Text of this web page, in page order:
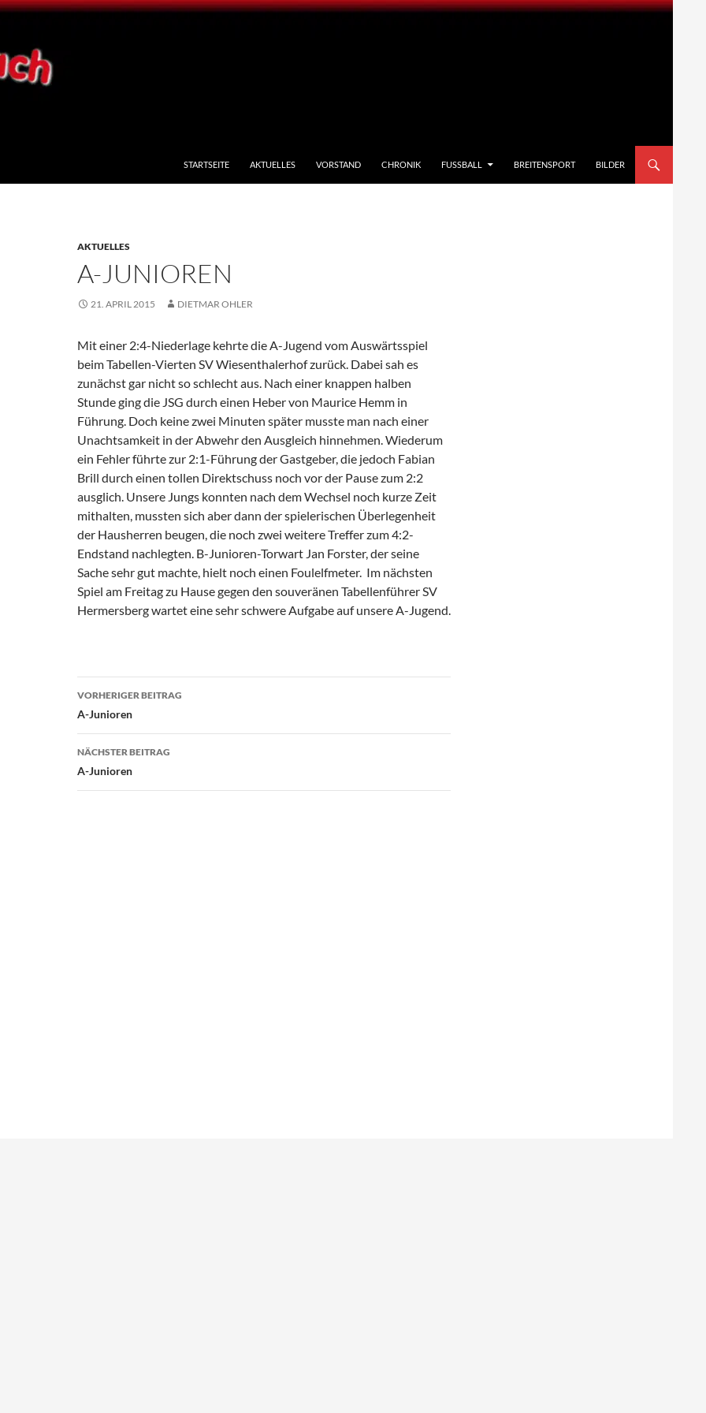
STARTSEITE AKTUELLES VORSTAND CHRONIK FUSSBALL BREITENSPORT BILDER
AKTUELLES
A-JUNIOREN
21. APRIL 2015 DIETMAR OHLER
Mit einer 2:4-Niederlage kehrte die A-Jugend vom Auswärtsspiel
beim Tabellen-Vierten SV Wiesenthalerhof zurück. Dabei sah es
zunächst gar nicht so schlecht aus. Nach einer knappen halben
Stunde ging die JSG durch einen Heber von Maurice Hemm in
Führung. Doch keine zwei Minuten später musste man nach einer
Unachtsamkeit in der Abwehr den Ausgleich hinnehmen. Wiederum
ein Fehler führte zur 2:1-Führung der Gastgeber, die jedoch Fabian
Brill durch einen tollen Direktschuss noch vor der Pause zum 2:2
ausglich. Unsere Jungs konnten nach dem Wechsel noch kurze Zeit
mithalten, mussten sich aber dann der spielerischen Überlegenheit
der Hausherren beugen, die noch zwei weitere Treffer zum 4:2-
Endstand nachlegten. B-Junioren-Torwart Jan Forster, der seine
Sache sehr gut machte, hielt noch einen Foulelfmeter. Im nächsten
Spiel am Freitag zu Hause gegen den souveränen Tabellenführer SV
Hermersberg wartet eine sehr schwere Aufgabe auf unsere A-Jugend.
Beitragsnavigation
VORHERIGER BEITRAG
A-Junioren
NÄCHSTER BEITRAG
A-Junioren